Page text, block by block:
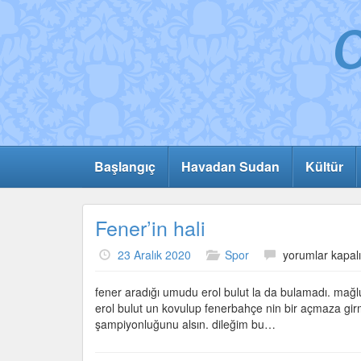
Başlangıç Havadan Sudan Kültür
Fener’in hali
23 Aralık 2020 Spor
Fener’in
için
yorumlar kapalı
fener aradığı umudu erol bulut la da bulamadı.
erol bulut un kovulup fenerbahçe nin bir açmaza
şampiyonluğunu alsın. dileğim bu…